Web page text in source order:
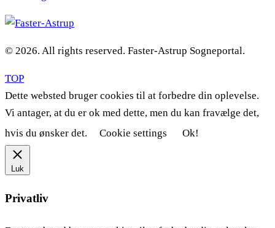
© 2026. All rights reserved. Faster-Astrup Sogneportal.
TOP
Dette websted bruger cookies til at forbedre din oplevelse.
Vi antager, at du er ok med dette, men du kan fravælge det,
hvis du ønsker det.
Cookie settings Ok!
Luk
Privatliv